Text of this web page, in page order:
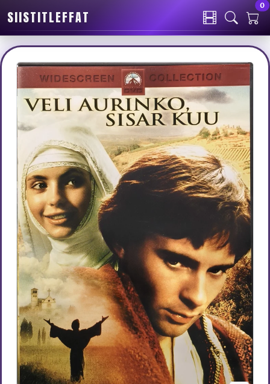
SIISTITLEFFAT
0